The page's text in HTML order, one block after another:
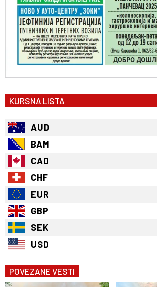
KURSNA LISTA
AUD
BAM
CAD
CHF
EUR
GBP
SEK
USD
POVEZANE VESTI